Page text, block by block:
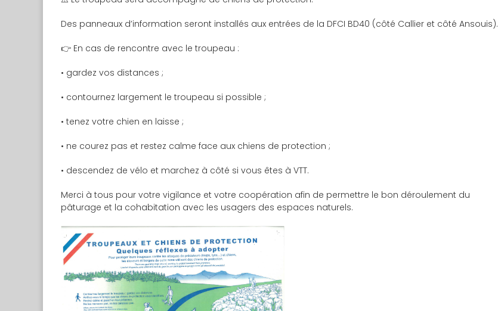
Des panneaux d’information seront installés aux entrées de la DFCI BD40 (côté Callier et côté Ansouis).
👉 En cas de rencontre avec le troupeau :
• gardez vos distances ;
• contournez largement le troupeau si possible ;
• tenez votre chien en laisse ;
• ne courez pas et restez calme face aux chiens de protection ;
• descendez de vélo et marchez à côté si vous êtes à VTT.
Merci à tous pour votre vigilance et votre coopération afin de permettre le bon déroulement du
pâturage et la cohabitation avec les usagers des espaces naturels.